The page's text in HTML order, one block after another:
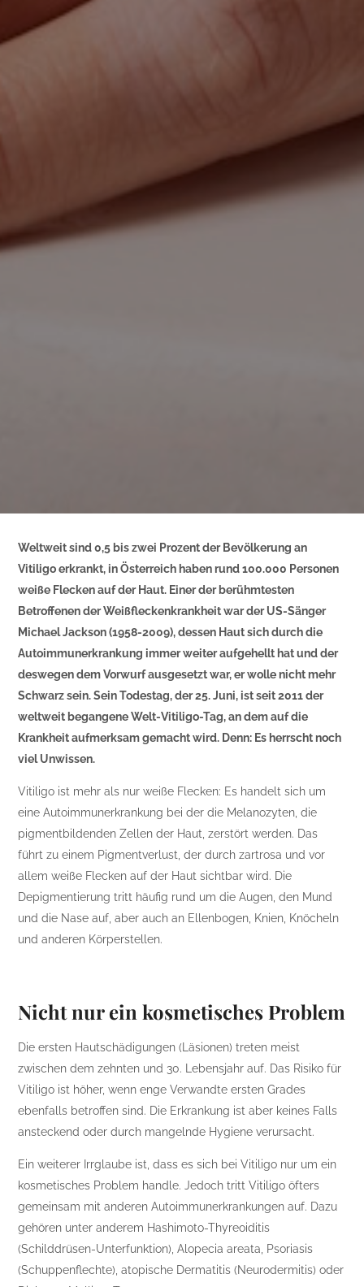
Weltweit sind 0,5 bis zwei Prozent der Bevölkerung an
Vitiligo erkrankt, in Österreich haben rund 100.000 Personen
weiße Flecken auf der Haut. Einer der berühmtesten
Betroffenen der Weißfleckenkrankheit war der US-Sänger
Michael Jackson (1958-2009), dessen Haut sich durch die
Autoimmunerkrankung immer weiter aufgehellt hat und der
deswegen dem Vorwurf ausgesetzt war, er wolle nicht mehr
Schwarz sein. Sein Todestag, der 25. Juni, ist seit 2011 der
weltweit begangene Welt-Vitiligo-Tag, an dem auf die
Krankheit aufmerksam gemacht wird. Denn: Es herrscht noch
viel Unwissen.
Vitiligo ist mehr als nur weiße Flecken: Es handelt sich um
eine Autoimmunerkrankung bei der die Melanozyten, die
pigmentbildenden Zellen der Haut, zerstört werden. Das
führt zu einem Pigmentverlust, der durch zartrosa und vor
allem weiße Flecken auf der Haut sichtbar wird. Die
Depigmentierung tritt häufig rund um die Augen, den Mund
und die Nase auf, aber auch an Ellenbogen, Knien, Knöcheln
und anderen Körperstellen.
Nicht nur ein kosmetisches Problem
Die ersten Hautschädigungen (Läsionen) treten meist
zwischen dem zehnten und 30. Lebensjahr auf. Das Risiko für
Vitiligo ist höher, wenn enge Verwandte ersten Grades
ebenfalls betroffen sind. Die Erkrankung ist aber keines Falls
ansteckend oder durch mangelnde Hygiene verursacht.
Ein weiterer Irrglaube ist, dass es sich bei Vitiligo nur um ein
kosmetisches Problem handle. Jedoch tritt Vitiligo öfters
gemeinsam mit anderen Autoimmunerkrankungen auf. Dazu
gehören unter anderem Hashimoto-Thyreoiditis
(Schilddrüsen-Unterfunktion), Alopecia areata, Psoriasis
(Schuppenflechte), atopische Dermatitis (Neurodermitis) oder